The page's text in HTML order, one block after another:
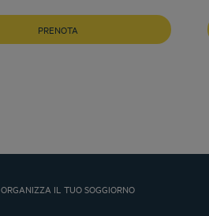
PRENOTA
ORGANIZZA IL TUO SOGGIORNO